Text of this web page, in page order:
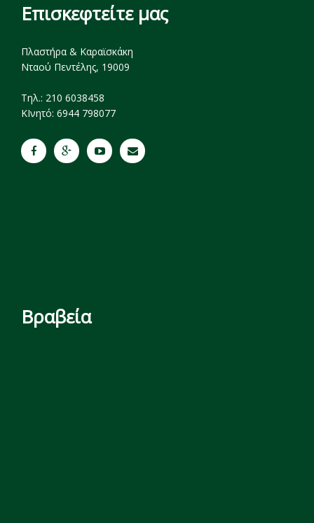
Επισκεφτείτε μας
Πλαστήρα & Καραϊσκάκη
Νταού Πεντέλης, 19009
Tηλ.: 210 6038458
ΚΙνητό: 6944 798077
Βραβεία